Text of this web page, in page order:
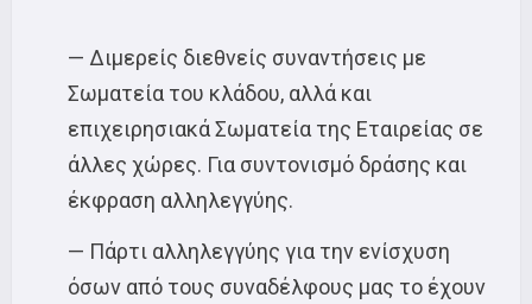
— Διμερείς διεθνείς συναντήσεις με
Σωματεία του κλάδου, αλλά και
επιχειρησιακά Σωματεία της Εταιρείας σε
άλλες χώρες. Για συντονισμό δράσης και
έκφραση αλληλεγγύης.
— Πάρτι αλληλεγγύης για την ενίσχυση
όσων από τους συναδέλφους μας το έχουν